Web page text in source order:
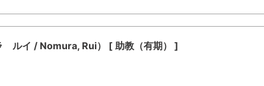
ルイ / Nomura, Rui） [ 助教（有期） ]